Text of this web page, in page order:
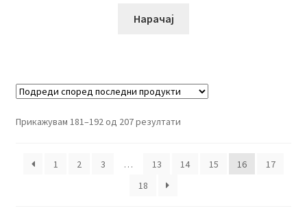
Нарачај
Прикажувам 181–192 од 207 резултати
1 2 3 … 13 14 15 16
17
18